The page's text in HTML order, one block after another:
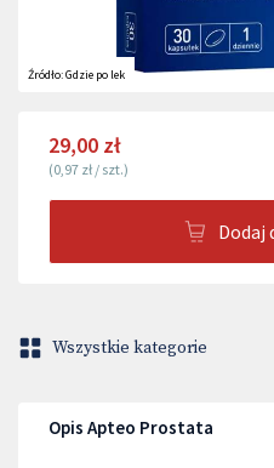
Źródło:Gdzie po lek
29,00 zł
(0,97 zł / szt.)
Dodaj
Wszystkie kategorie
Opis Apteo Prostata